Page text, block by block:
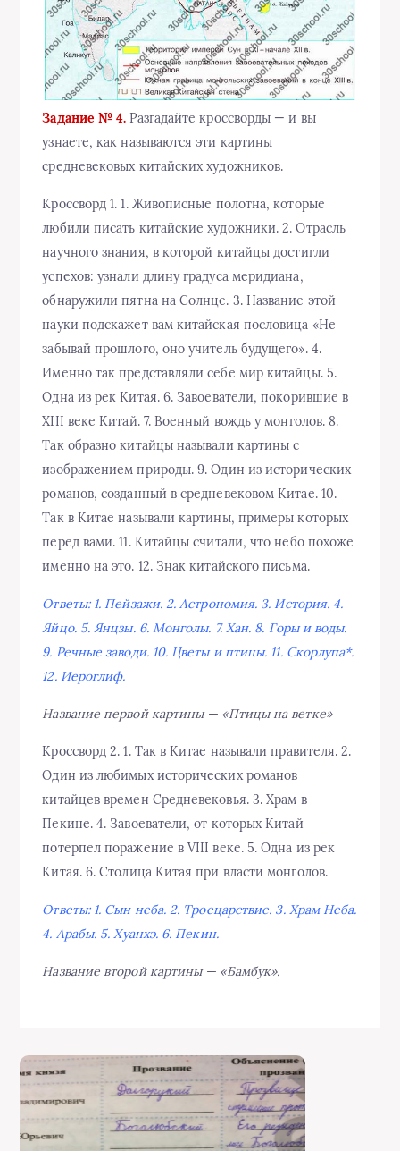
Задание № 4. Разгадайте кроссворды — и вы
узнаете, как называются эти картины
средневековых китайских художников.
Кроссворд 1. 1. Живописные полотна, которые
любили писать китайские художники. 2. Отрасль
научного знания, в которой китайцы достигли
успехов: узнали длину градуса меридиана,
обнаружили пятна на Солнце. 3. Название этой
науки подскажет вам китайская пословица «Не
забывай прошлого, оно учитель будущего». 4.
Именно так представляли себе мир китайцы. 5.
Одна из рек Китая. 6. Завоеватели, покорившие в
XIII веке Китай. 7. Военный вождь у монголов. 8.
Так образно китайцы называли картины с
изображением природы. 9. Один из исторических
романов, созданный в средневековом Китае. 10.
Так в Китае называли картины, примеры которых
перед вами. 11. Китайцы считали, что небо похоже
именно на это. 12. Знак китайского письма.
Ответы: 1. Пейзажи. 2. Астрономия. 3. История. 4.
Яйцо. 5. Янцзы. 6. Монголы. 7. Хан. 8. Горы и воды.
9. Речные заводи. 10. Цветы и птицы. 11. Скорлупа*.
12. Иероглиф.
Название первой картины — «Птицы на ветке»
Кроссворд 2. 1. Так в Китае называли правителя. 2.
Один из любимых исторических романов
китайцев времен Средневековья. 3. Храм в
Пекине. 4. Завоеватели, от которых Китай
потерпел поражение в VIII веке. 5. Одна из рек
Китая. 6. Столица Китая при власти монголов.
Ответы: 1. Сын неба. 2. Троецарствие. 3. Храм Неба.
4. Арабы. 5. Хуанхэ. 6. Пекин.
Название второй картины — «Бамбук».